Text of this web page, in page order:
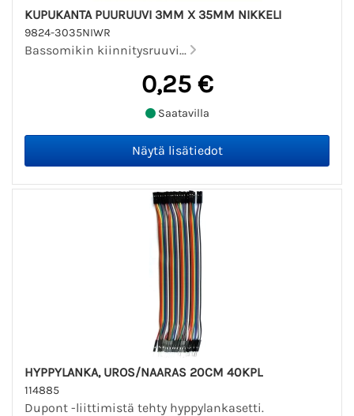
KUPUKANTA PUURUUVI 3MM X 35MM NIKKELI
9824-3035NIWR
Bassomikin kiinnitysruuvi...
0,25 €
Saatavilla
HYPPYLANKA, UROS/NAARAS 20CM 40KPL
114885
Dupont -liittimistä tehty hyppylankasetti.